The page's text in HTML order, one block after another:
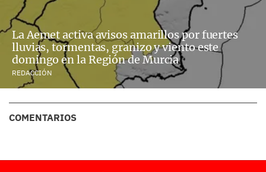
La Aemet activa avisos amarillos por fuertes
lluvias, tormentas, granizo y viento este
domingo en la Región de Murcia
REDACCIÓN
COMENTARIOS